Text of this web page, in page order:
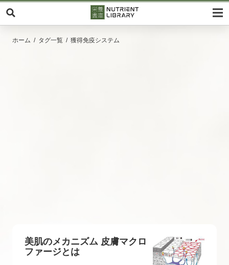
ホーム タグ一覧 獲得免疫システム
美肌のメカニズム 皮膚マクロ
ファージとは